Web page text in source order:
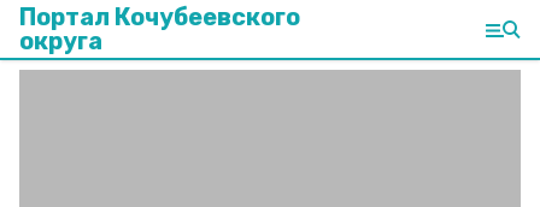
Портал Кочубеевского
округа